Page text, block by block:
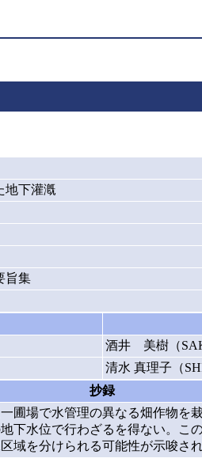
地下灌漑
旨集
酒井 美樹（
清水 真理子（
抄録
圃場で水管理の異なる畑作物
下水位で行わざるを得ない。こ
域を分けられる可能性が示唆され